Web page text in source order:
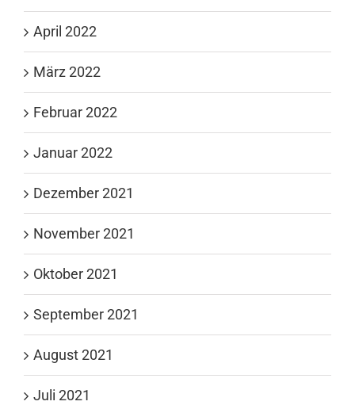
April 2022
März 2022
Februar 2022
Januar 2022
Dezember 2021
November 2021
Oktober 2021
September 2021
August 2021
Juli 2021